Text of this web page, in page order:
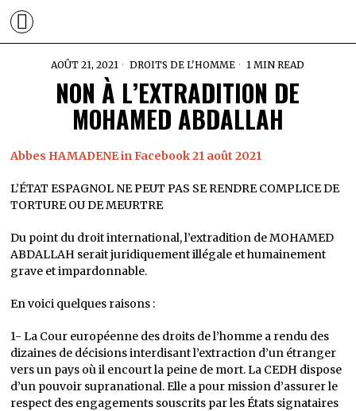
AOÛT 21, 2021 DROITS DE L'HOMME 1 MIN READ
NON À L’EXTRADITION DE
MOHAMED ABDALLAH
Abbes HAMADENE in Facebook 21 août 2021
L’ÉTAT ESPAGNOL NE PEUT PAS SE RENDRE COMPLICE DE
TORTURE OU DE MEURTRE
Du point du droit international, l’extradition de MOHAMED
ABDALLAH serait juridiquement illégale et humainement
grave et impardonnable.
En voici quelques raisons :
1- La Cour européenne des droits de l’homme a rendu des
dizaines de décisions interdisant l’extraction d’un étranger
vers un pays où il encourt la peine de mort. La CEDH dispose
d’un pouvoir supranational. Elle a pour mission d’assurer le
respect des engagements souscrits par les États signataires